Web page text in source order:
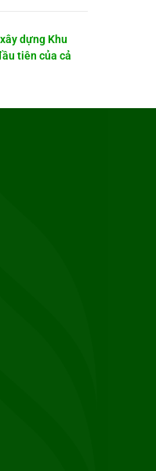
dựng Khu
tiên của cả